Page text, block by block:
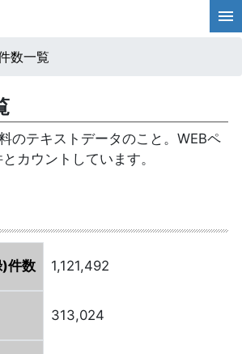
数一覧
のテキストデータのこと。WEBペ
カウントしています。
件数 1,121,492
313,024